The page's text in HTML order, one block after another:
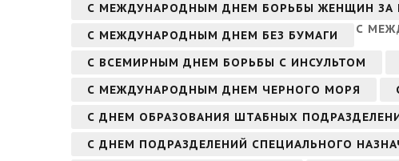
С МЕЖДУНАРОДНЫМ ДНЕМ БОРЬБЫ ЖЕНЩИН ЗА
С МЕЖДУНАРОДНЫМ ДНЕМ БЕЗ БУМАГИ
С
С ВСЕМИРНЫМ ДНЕМ БОРЬБЫ С ИНСУЛЬТОМ
С МЕЖДУНАРОДНЫМ ДНЕМ ЧЕРНОГО МОРЯ
С ДНЕМ ОБРАЗОВАНИЯ ШТАБНЫХ
С ДНЕМ ПОДРАЗДЕЛЕНИЙ СПЕЦИАЛЬНОГО